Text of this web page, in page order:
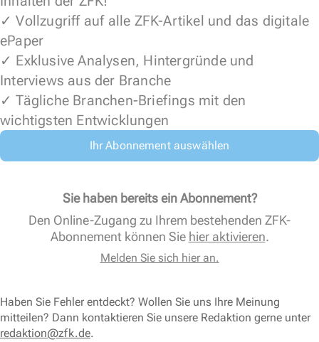
✓ Vollzugriff auf alle ZFK-Artikel und das digitale
ePaper
✓ Exklusive Analysen, Hintergründe und
Interviews aus der Branche
✓ Tägliche Branchen-Briefings mit den
wichtigsten Entwicklungen
Ihr Abonnement auswählen
Sie haben bereits ein Abonnement?
Den Online-Zugang zu Ihrem bestehenden ZFK-
Abonnement können Sie hier aktivieren.
Melden Sie sich hier an.
Haben Sie Fehler entdeckt? Wollen Sie uns Ihre Meinung
mitteilen? Dann kontaktieren Sie unsere Redaktion gerne unter
redaktion@zfk.de.